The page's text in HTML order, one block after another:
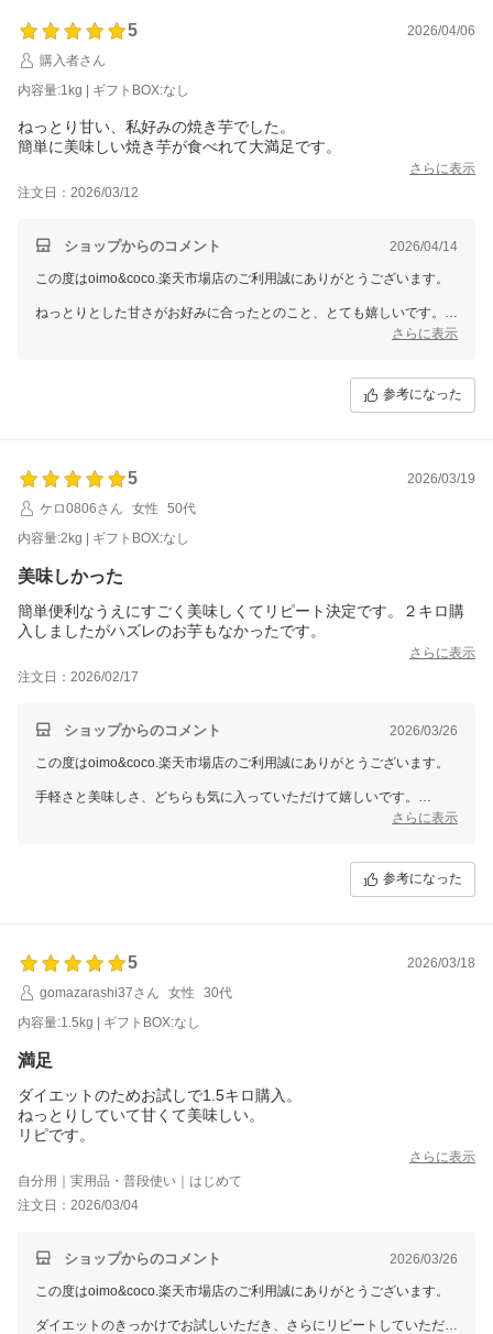
5
2026/04/06
購入者さん
内容量:1kg | ギフトBOX:なし
ねっとり甘い、私好みの焼き芋でした。
簡単に美味しい焼き芋が食べれて大満足です。
さらに表示
注文日：2026/03/12
ショップからのコメント 2026/04/14
この度はoimo&coco.楽天市場店のご利用誠にありがとうございます。
ねっとりとした甘さがお好みに合ったとのこと、とても嬉しいです。
手軽に美味しい焼き芋を楽しんでいただけて、満足いただけたようで何
またぜひお楽しみいただけたら嬉しいです。ご利用お待ちしておりま
さらに表示
参考になった
5
2026/03/19
ケロ0806さん
女性
50代
内容量:2kg | ギフトBOX:なし
美味しかった
簡単便利なうえにすごく美味しくてリピート決定です。２キロ購
入しましたがハズレのお芋もなかったです。
さらに表示
注文日：2026/02/17
ショップからのコメント 2026/03/26
この度はoimo&coco.楽天市場店のご利用誠にありがとうございます。
手軽さと美味しさ、どちらも気に入っていただけて嬉しいです。
2キロの中でもハズレがなかったとのお言葉、とても励みになります。
さらに表示
参考になった
5
2026/03/18
gomazarashi37さん
女性
30代
内容量:1.5kg | ギフトBOX:なし
満足
ダイエットのためお試しで1.5キロ購入。
ねっとりしていて甘くて美味しい。
リピです。
さらに表示
自分用｜実用品・普段使い｜はじめて
注文日：2026/03/04
ショップからのコメント 2026/03/26
この度はoimo&coco.楽天市場店のご利用誠にありがとうございます。
ダイエットのきっかけでお試しいただき、さらにリピートしていただけ